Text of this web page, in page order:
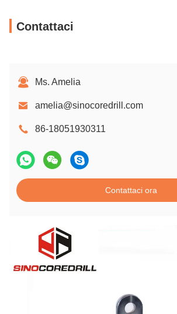
Contattaci
Ms. Amelia
amelia@sinocoredrill.com
86-18051930311
Contattaci ora